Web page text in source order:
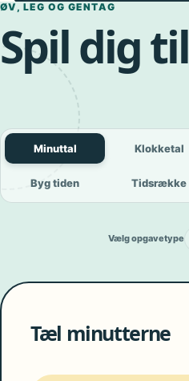
ØV, LEG OG GENTAG
Spil dig til
Minuttal Klokketal
Byg tiden Tidsrække
Vælg opgavetype
Tæl minutterne